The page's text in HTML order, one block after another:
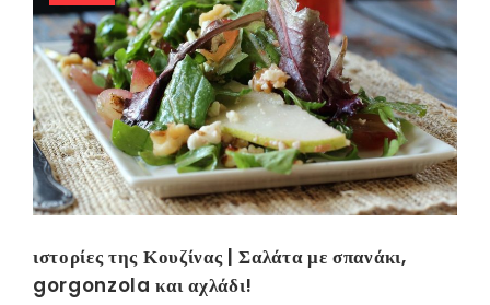
ιστορίες της Κουζίνας | Σαλάτα με σπανάκι,
gorgonzola και αχλάδι!